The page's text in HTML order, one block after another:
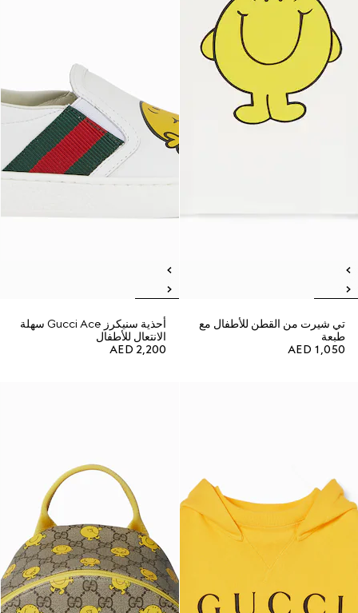
تي شيرت من القطن للأطفال مع
طبعة
AED 1,050
أحذية سنيكرز Gucci Ace سهلة
الانتعال للأطفال
AED 2,200